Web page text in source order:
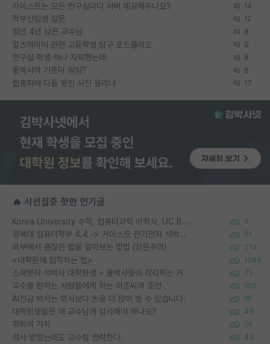
카이스트는 모든 연구실마다 서버 제공해주나요? 14
학부신입생 질문 12
정년 4년 남은 교수님 8
알츠하이머 관련 고등학생 탐구 포트폴리오 9
연구실 학생 하나 자퇴했는데 8
물박사의 기준이 뭐임? 6
랩홈피에 다들 본인 사진 올리냐 17
🔥 시선집중 핫한 인기글
Korea University 수학, 컴퓨터과학 이학사, UC Berkeley 산업공학 대학원 공학박사가 되는 것은 쉽지 않겠죠? 6
경북대 컴퓨터학부 4.4 -> 카이스트 전기전자 석박사통합과정 합격 21
외부에서 괜찮은 랩을 알아보는 방법 (장문주의) 274
<대학원에 입학하는 법> 1388
소재분야 석박사 대학원생 + 물박사들이 착각하는 거 71
교수를 원하는 사람들에게 하는 아조씨의 조언 106
AI전공 박사는 의사보다 돈을 더 많이 벌 수 있습니다. 16
대학원생들은 왜 교수님께 감사해야 하나요? 49
학위의 가치 20
석사 받았는데도 교수랑 연락한다. 43